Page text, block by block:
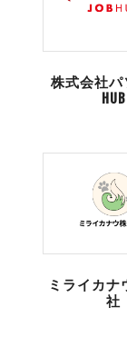
株式会社パ
HUB
ミライカナ
社